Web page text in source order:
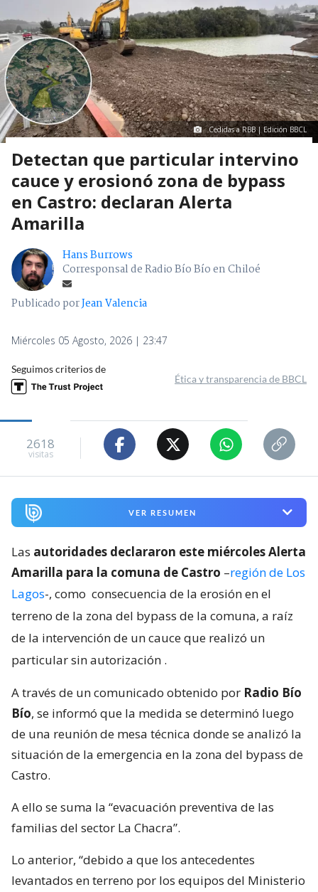
Cedidas a RBB | Edición BBCL
Detectan que particular intervino
cauce y erosionó zona de bypass
en Castro: declaran Alerta
Amarilla
Hans Burrows
Corresponsal de Radio Bío Bío en Chiloé
Publicado porJean Valencia
Miércoles 05 Agosto, 2026 | 23:47
Seguimos criterios de
Ética y transparencia de BBCL
2618
visitas
VER RESUMEN
Las autoridades declararon este miércoles Alerta
Amarilla para la comuna de Castro –región de Los
Lagos-, como consecuencia de la erosión en el
terreno de la zona del bypass de la comuna, a raíz
de la intervención de un cauce que realizó un
particular sin autorización .
A través de un comunicado obtenido por Radio Bío
Bío, se informó que la medida se determinó luego
de una reunión de mesa técnica donde se analizó la
situación de la emergencia en la zona del bypass de
Castro.
A ello se suma la “evacuación preventiva de las
familias del sector La Chacra”.
Lo anterior, “debido a que los antecedentes
levantados en terreno por los equipos del Ministerio